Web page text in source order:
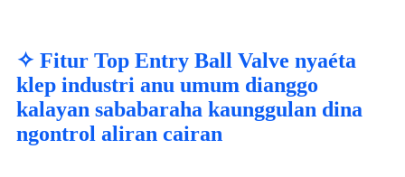
✧ Fitur Top Entry Ball Valve nyaéta
klep industri anu umum dianggo
kalayan sababaraha kaunggulan dina
ngontrol aliran cairan